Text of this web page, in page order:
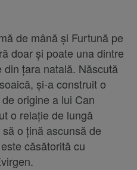
de mână și Furtună pe
doar și poate una dintre
țara natală. Născută
și-a construit o
origine a lui Can
o relație de lungă
o țină ascunsă de
căsătorită cu